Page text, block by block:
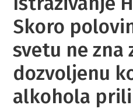
Skoro
svetu ne zna
dozvoljenu
alkohola